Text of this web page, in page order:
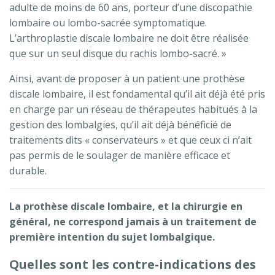
adulte de moins de 60 ans, porteur d’une discopathie
lombaire ou lombo-sacrée symptomatique.
L’arthroplastie discale lombaire ne doit être réalisée
que sur un seul disque du rachis lombo-sacré. »
Ainsi, avant de proposer à un patient une prothèse
discale lombaire, il est fondamental qu’il ait déjà été pris
en charge par un réseau de thérapeutes habitués à la
gestion des lombalgies, qu’il ait déjà bénéficié de
traitements dits « conservateurs » et que ceux ci n’ait
pas permis de le soulager de manière efficace et
durable.
La prothèse discale lombaire, et la chirurgie en
général, ne correspond jamais à un traitement de
première intention du sujet lombalgique.
Quelles sont les contre-indications des